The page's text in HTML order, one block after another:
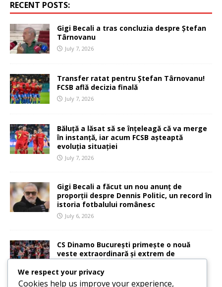
RECENT POSTS:
Gigi Becali a tras concluzia despre Ștefan
Târnovanu
July 7, 2026
Transfer ratat pentru Ștefan Târnovanu!
FCSB află decizia finală
July 7, 2026
Băluță a lăsat să se înțeleagă că va merge
în instanță, iar acum FCSB așteaptă
evoluția situației
July 7, 2026
Gigi Becali a făcut un nou anunț de
proporții despre Dennis Politic, un record în
istoria fotbalului românesc
July 6, 2026
CS Dinamo București primește o nouă
veste extraordinară și extrem de
importantă
July 6, 2026
We respect your privacy
Cookies help us improve your experience,